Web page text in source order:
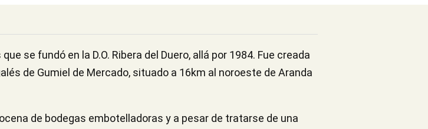
se fundó en la D.O. Ribera del Duero, allá por 1984. Fue creada
de Gumiel de Mercado, situado a 16km al noroeste de Aranda
de bodegas embotelladoras y a pesar de tratarse de una